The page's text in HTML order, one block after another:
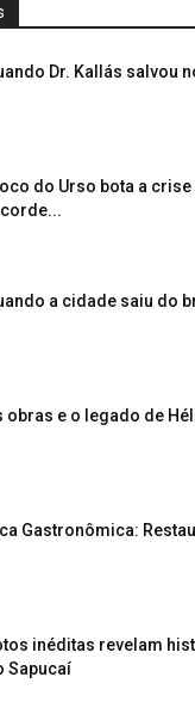
Dr. Kallás salvou
do Urso bota a crise
a cidade saiu do
obras e o legado de
Gastronômica:
inéditas revelam
Sapucaí